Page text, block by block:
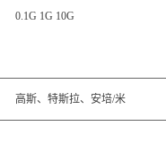
0.1G 1G 10G
高斯、特斯拉、安培/米